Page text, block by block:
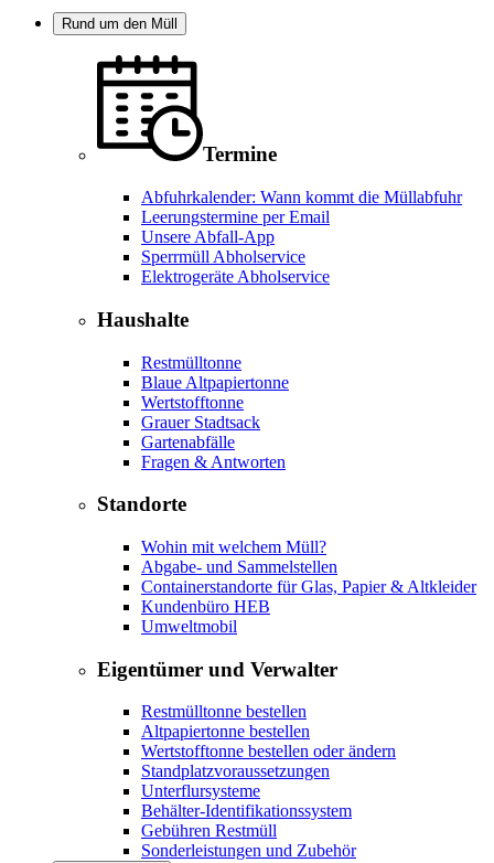
Rund um den Müll
Termine
Abfuhrkalender: Wann kommt die Müllabfuhr
Leerungstermine per Email
Unsere Abfall-App
Sperrmüll Abholservice
Elektrogeräte Abholservice
Haushalte
Restmülltonne
Blaue Altpapiertonne
Wertstofftonne
Grauer Stadtsack
Gartenabfälle
Fragen & Antworten
Standorte
Wohin mit welchem Müll?
Abgabe- und Sammelstellen
Containerstandorte für Glas, Papier & Altkleider
Kundenbüro HEB
Umweltmobil
Eigentümer und Verwalter
Restmülltonne bestellen
Altpapiertonne bestellen
Wertstofftonne bestellen oder ändern
Standplatzvoraussetzungen
Unterflursysteme
Behälter-Identifikationssystem
Gebühren Restmüll
Sonderleistungen und Zubehör